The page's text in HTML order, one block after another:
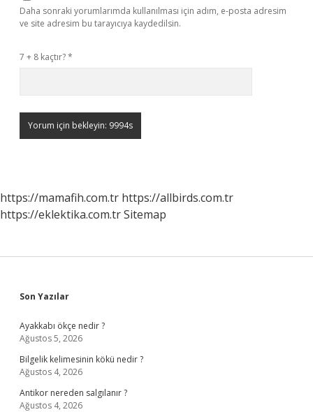
Daha sonraki yorumlarımda kullanılması için adım, e-posta adresim
ve site adresim bu tarayıcıya kaydedilsin.
7 + 8 kaçtır?*
https://mamafih.com.tr https://allbirds.com.tr
https://eklektika.com.trSitemap
Sidebar
Son Yazılar
Ayakkabı ökçe nedir ?
Ağustos 5, 2026
Bilgelik kelimesinin kökü nedir ?
Ağustos 4, 2026
Antikor nereden salgılanır ?
Ağustos 4, 2026